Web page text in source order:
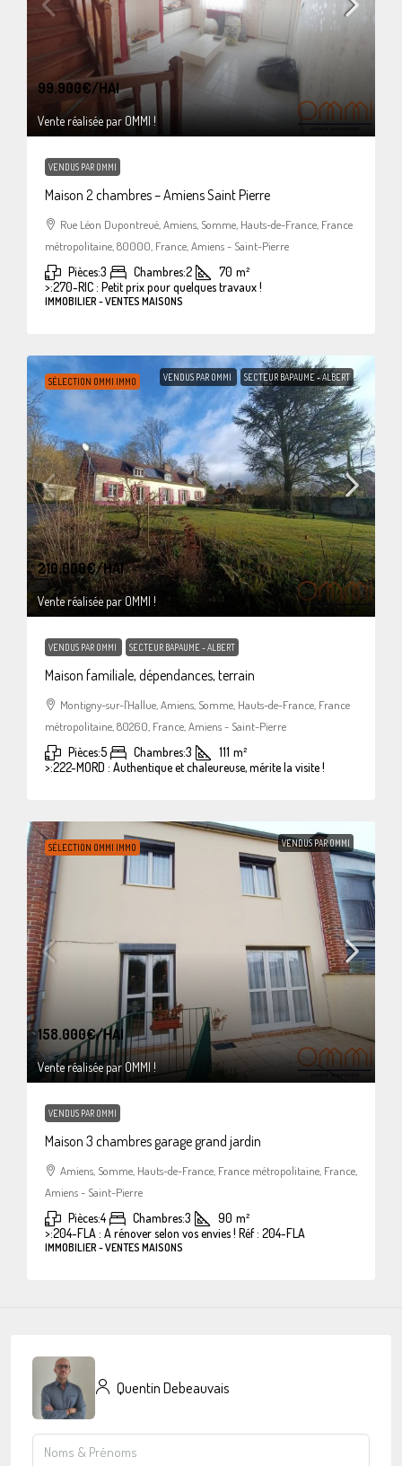
99.900€/HAI
Vente réalisée par OMMI !
VENDUS PAR OMMI
Maison 2 chambres – Amiens Saint Pierre
Rue Léon Dupontreué, Amiens, Somme, Hauts-de-France, France
métropolitaine, 80000, France, Amiens - Saint-Pierre
Pièces:3 Chambres:2 70 m²
>:270-RIC : Petit prix pour quelques travaux !
IMMOBILIER - VENTES MAISONS
SÉLECTION OMMI IMMO VENDUS PAR OMMI SECTEUR BAPAUME - ALBERT
210.000€/HAI
Vente réalisée par OMMI !
VENDUS PAR OMMI SECTEUR BAPAUME - ALBERT
Maison familiale, dépendances, terrain
Montigny-sur-l'Hallue, Amiens, Somme, Hauts-de-France, France
métropolitaine, 80260, France, Amiens - Saint-Pierre
Pièces:5 Chambres:3 111 m²
>:222-MORD : Authentique et chaleureuse, mérite la visite !
SÉLECTION OMMI IMMO VENDUS PAR OMMI
158.000€/HAI
Vente réalisée par OMMI !
VENDUS PAR OMMI
Maison 3 chambres garage grand jardin
Amiens, Somme, Hauts-de-France, France métropolitaine, France,
Amiens - Saint-Pierre
Pièces:4 Chambres:3 90 m²
>:204-FLA : A rénover selon vos envies ! Réf : 204-FLA
IMMOBILIER - VENTES MAISONS
Quentin Debeauvais